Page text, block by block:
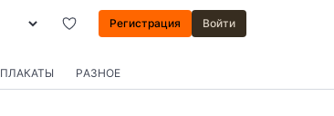
Регистрация Войти
ПЛАКАТЫ РАЗНОЕ